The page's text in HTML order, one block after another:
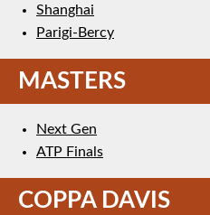
Shanghai
Parigi-Bercy
MASTERS
Next Gen
ATP Finals
COPPA DAVIS